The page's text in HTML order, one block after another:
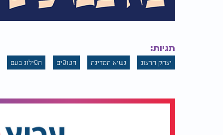
תגיות:
יצחק הרצוג נשיא המדינה חטופים הפילוג בעם